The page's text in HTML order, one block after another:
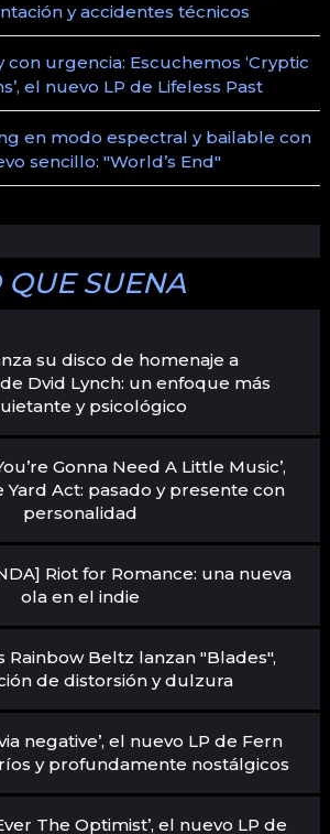
y accidentes técnicos
con urgencia: Escuchemos ‘Cryptic
el nuevo LP de Lifeless Past
en modo espectral y bailable con
sencillo: "World’s End"
QUE SUENA
su disco de homenaje a
de Dvid Lynch: un enfoque más
y psicológico
Gonna Need A Little Music’,
Yard Act: pasado y presente con
personalidad
Riot for Romance: una nueva
ola en el indie
Rainbow Beltz lanzan "Blades",
de distorsión y dulzura
negative’, el nuevo LP de Fern
y profundamente nostálgicos
The Optimist’, el nuevo LP de